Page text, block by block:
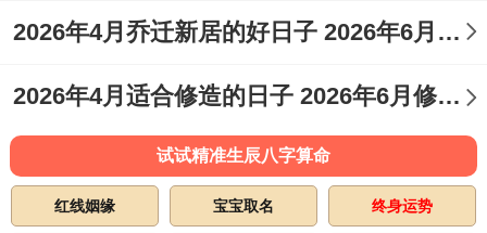
人理发寓意着崭新的开始。
拆开看：此日为“司命”吉日，利于出行同人
际交往。冲猴煞北，属猴者应谨慎选择。
2026年4月乔迁新居的好日子 2026年6月乔迁入宅最好的日子
2026年4月适合修造的日子 2026年6月修造吉日
试试精准生辰八字算命
红线姻缘 宝宝取名 终身运势